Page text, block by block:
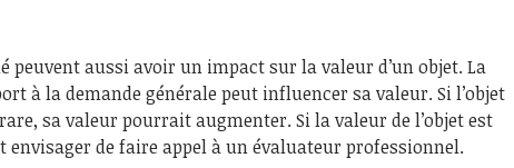
peuvent aussi avoir un impact sur la valeur d’un objet. La
à la demande générale peut influencer sa valeur. Si l’objet
sa valeur pourrait augmenter. Si la valeur de l’objet est
de faire appel à un évaluateur professionnel.